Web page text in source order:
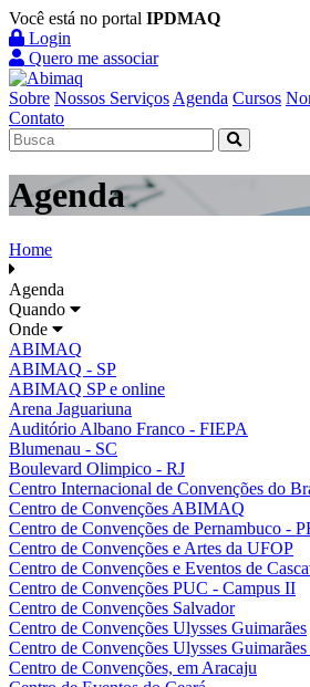
Você está no portal IPDMAQ
Login
Quero me associar
Sobre Nossos Serviços Agenda Cursos
Contato
Agenda
Home
Agenda
Quando
Onde
ABIMAQ
ABIMAQ - SP
ABIMAQ SP e online
Arena Jaguariuna
Auditório Albano Franco - FIEPA
Blumenau - SC
Boulevard Olimpico - RJ
Centro Internacional de Convenções do
Centro de Convenções ABIMAQ
Centro de Convenções de Pernambuco -
Centro de Convenções e Artes da UFOP
Centro de Convenções e Eventos de
Centro de Convenções PUC - Campus II
Centro de Convenções Salvador
Centro de Convenções Ulysses Guimarães
Centro de Convenções Ulysses
Centro de Convenções, em Aracaju